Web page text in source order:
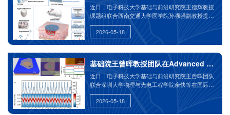
近日，电子科技大学基础与前沿研究院王德辉教授
课题组联合西南交通大学医学院孙强强副教授提出
了一种聚两性离子创面敷料设计方法，利用对创面
微环境的pH/ROS响应行为，增厚敷料液膜厚度与
病理组织液黏度，持续补充界面润滑性，减少界面
稳态，促进创面顺利从炎症期顺利过渡到增殖、重
塑期，实现创面愈合
2026-05-18
基础院王曾晖教授团队在Advanced
近日，电子科技大学基础与前沿研究院王曾晖团队
联合深圳大学物理与光电工程学院余快等在国际期
刊《Advanced Science》发表题为《Ultrathin-
Gold-Resonators-Enabled Bolometers with High
Linearity, Responsivity, and Repeatability》的研究
2026-05-18